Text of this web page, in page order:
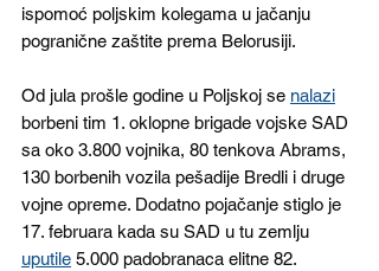
ispomoć poljskim kolegama u jačanju
pogranične zaštite prema Belorusiji.
Od jula prošle godine u Poljskoj se nalazi
borbeni tim 1. oklopne brigade vojske SAD
sa oko 3.800 vojnika, 80 tenkova Abrams,
130 borbenih vozila pešadije Bredli i druge
vojne opreme. Dodatno pojačanje stiglo je
17. februara kada su SAD u tu zemlju
uputile 5.000 padobranaca elitne 82.